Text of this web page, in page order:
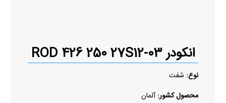
انکودر ROD 426 250 27S12-03
نوع: شفت
محصول کشور:آلمان